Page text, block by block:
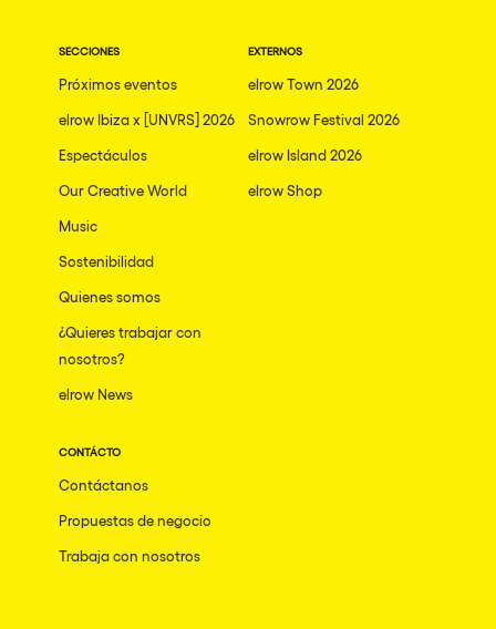
SECCIONES
Próximos eventos
elrow Ibiza x [UNVRS] 2026
Espectáculos
Our Creative World
Music
Sostenibilidad
Quienes somos
¿Quieres trabajar con
nosotros?
elrow News
EXTERNOS
elrow Town 2026
Snowrow Festival 2026
elrow Island 2026
elrow Shop
CONTÁCTO
Contáctanos
Propuestas de negocio
Trabaja con nosotros